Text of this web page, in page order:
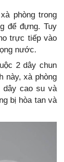
phòng trong
để đựng. Tuy
trực tiếp vào
nước.
2 dây chun
này, xà phòng
dây cao su và
bị hòa tan và